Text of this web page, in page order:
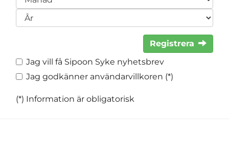
Registrera
Jag vill få Sipoon Syke nyhetsbrev
Jag godkänner användarvillkoren (*)
(*) Information är obligatorisk